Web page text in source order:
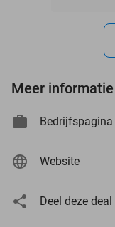
Meer informatie
Bedrijfspagina
Website
Deel deze deal